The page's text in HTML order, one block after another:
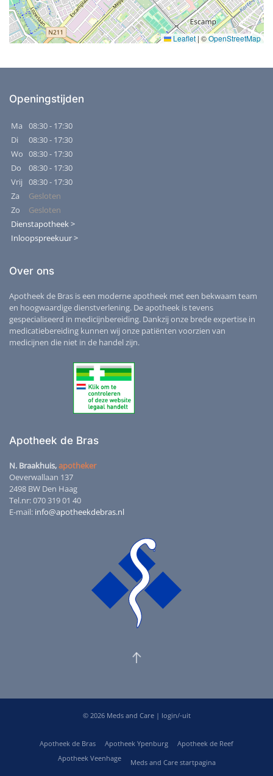
Leaflet | ©OpenStreetMap
Openingstijden
Ma
08:30 - 17:30
Di
08:30 - 17:30
Wo 08:30 - 17:30
Do
08:30 - 17:30
Vrij
08:30 - 17:30
Za
Gesloten
Zo
Gesloten
Dienstapotheek >
Inloopspreekuur >
Over ons
Apotheek de Bras is een moderne apotheek met een bekwaam team
en hoogwaardige dienstverlening. De apotheek is tevens
gespecialiseerd in medicijnbereiding. Dankzij onze brede expertise in
medicatiebereiding kunnen wij onze patiënten voorzien van
medicijnen die niet in de handel zijn.
Apotheek de Bras
N. Braakhuis,apotheker
Oeverwallaan 137
2498 BW Den Haag
Tel.nr: 070 319 01 40
E-mail: info@apotheekdebras.nl
© 2026Meds and Care | login/-uit
Apotheek de Bras Apotheek Ypenburg
Apotheek de Reef
Apotheek Veenhage
Meds and Care startpagina